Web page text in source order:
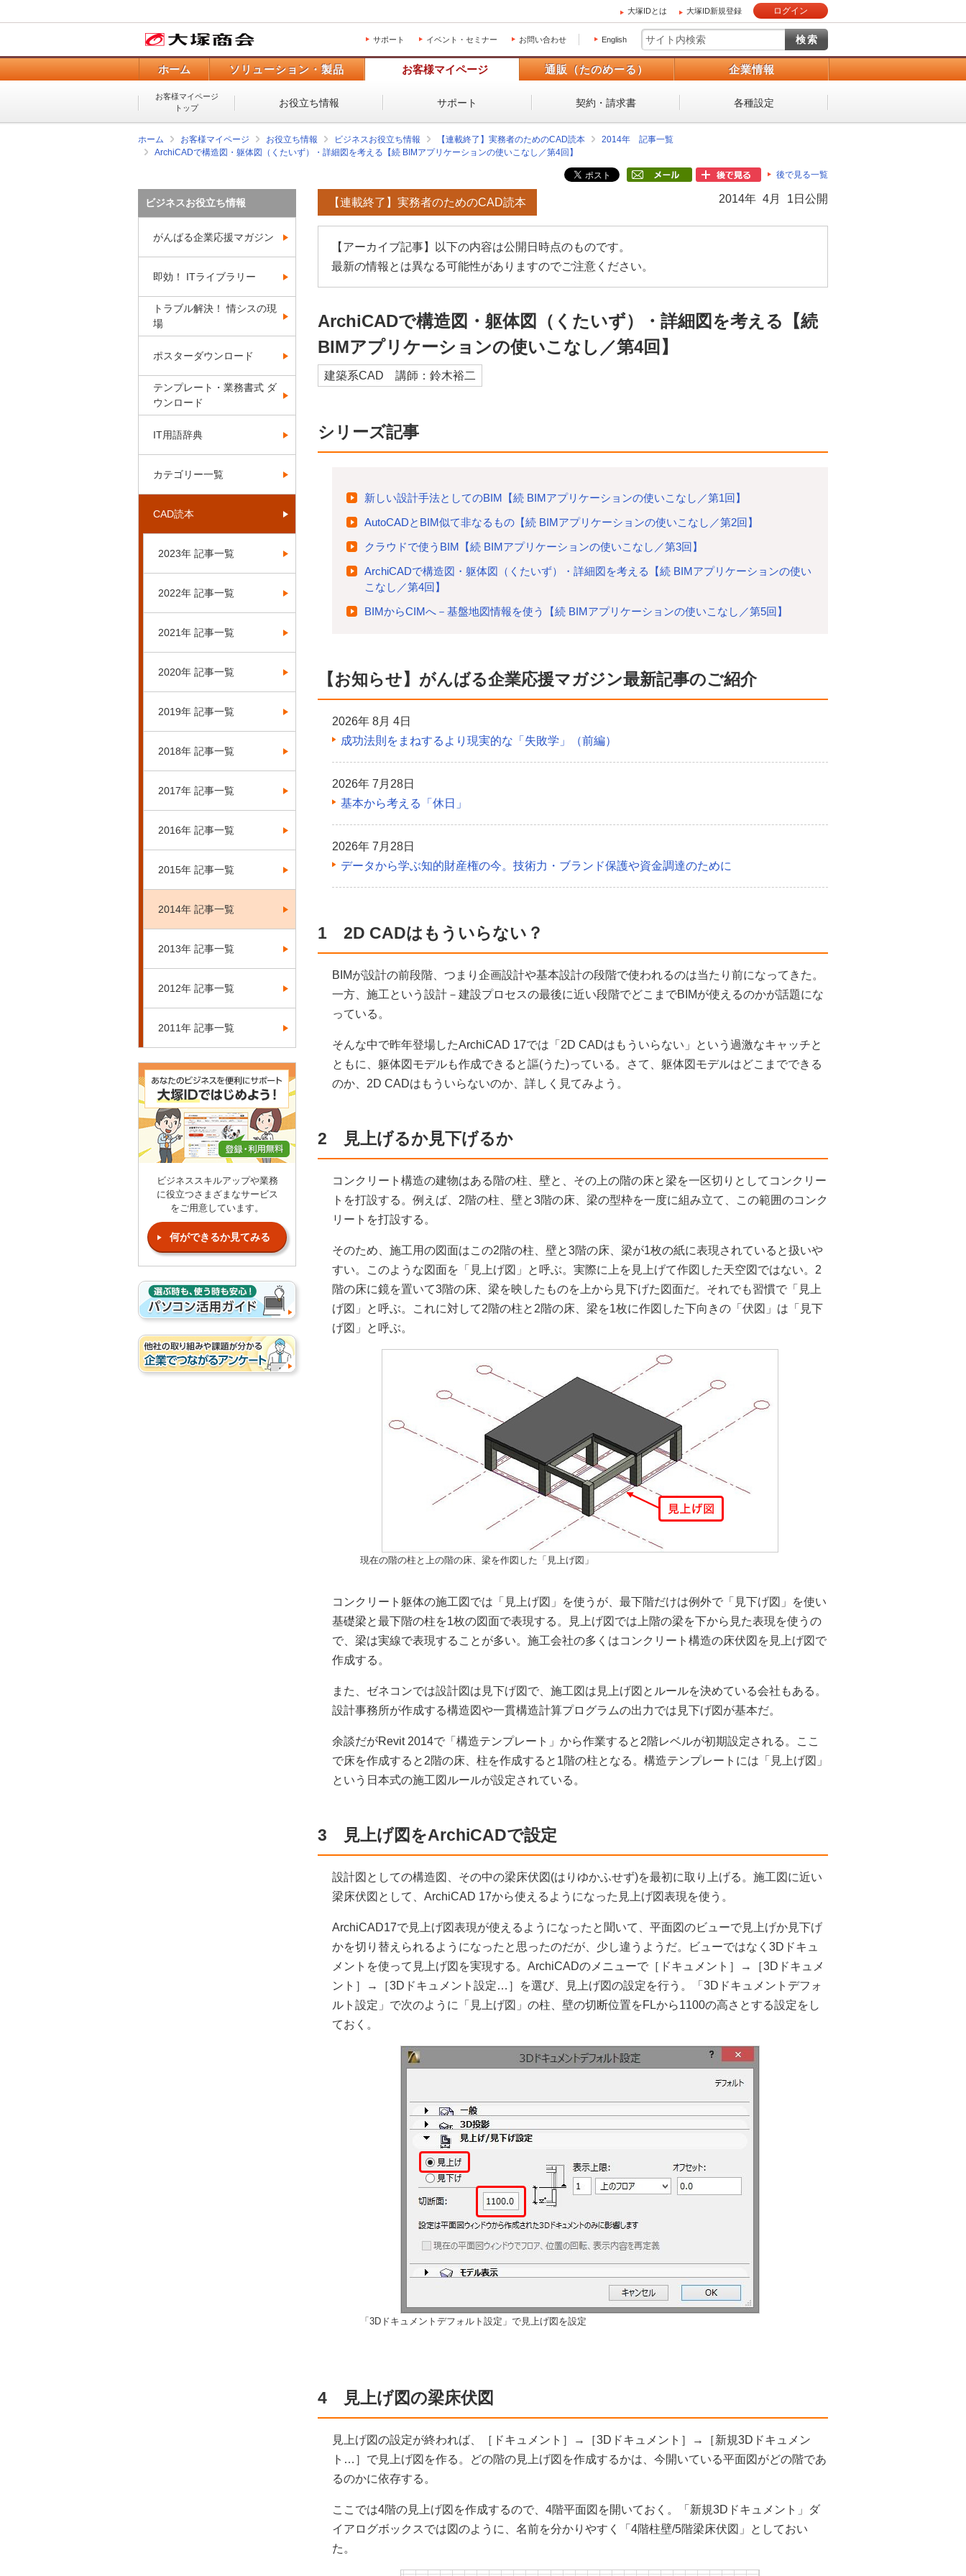
大塚IDとは 大塚ID新規登録 ログイン
サポート イベント・セミナー お問い合わせ English
ホーム ソリューション・製品 お客様マイページ 通販（たのめーる） 企業情報
お客様マイページ
トップ
お役立ち情報 サポート 契約・請求書 各種設定
ホーム お客様マイページ お役立ち情報 ビジネスお役立ち情報 【連載終了】実務者のためのCAD読本
2014年 記事一覧
ArchiCADで構造図・躯体図（くたいず）・詳細図を考える【続 BIMアプリケーションの使いこなし／第4回】
後で見る一覧
2014年 4月 1日公開
【連載終了】実務者のためのCAD読本
【アーカイブ記事】以下の内容は公開日時点のものです。
最新の情報とは異なる可能性がありますのでご注意ください。
ArchiCADで構造図・躯体図（くたいず）・詳細図を考える【続
BIMアプリケーションの使いこなし／第4回】
建築系CAD 講師：鈴木裕二
シリーズ記事
新しい設計手法としてのBIM【続 BIMアプリケーションの使いこなし／第1回】
AutoCADとBIM似て非なるもの【続 BIMアプリケーションの使いこなし／第2回】
クラウドで使うBIM【続 BIMアプリケーションの使いこなし／第3回】
ArchiCADで構造図・躯体図（くたいず）・詳細図を考える【続 BIMアプリケーションの使い
こなし／第4回】
BIMからCIMへ－基盤地図情報を使う【続 BIMアプリケーションの使いこなし／第5回】
【お知らせ】がんばる企業応援マガジン最新記事のご紹介
2026年 8月 4日
成功法則をまねするより現実的な「失敗学」（前編）
2026年 7月28日
基本から考える「休日」
2026年 7月28日
データから学ぶ知的財産権の今。技術力・ブランド保護や資金調達のために
1 2D CADはもういらない？
BIMが設計の前段階、つまり企画設計や基本設計の段階で使われるのは当たり前になってきた。
一方、施工という設計－建設プロセスの最後に近い段階でどこまでBIMが使えるのかが話題にな
っている。
そんな中で昨年登場したArchiCAD 17では「2D CADはもういらない」という過激なキャッチと
ともに、躯体図モデルも作成できると謳(うた)っている。さて、躯体図モデルはどこまでできる
のか、2D CADはもういらないのか、詳しく見てみよう。
2 見上げるか見下げるか
コンクリート構造の建物はある階の柱、壁と、その上の階の床と梁を一区切りとしてコンクリー
トを打設する。例えば、2階の柱、壁と3階の床、梁の型枠を一度に組み立て、この範囲のコンク
リートを打設する。
そのため、施工用の図面はこの2階の柱、壁と3階の床、梁が1枚の紙に表現されていると扱いや
すい。このような図面を「見上げ図」と呼ぶ。実際に上を見上げて作図した天空図ではない。2
階の床に鏡を置いて3階の床、梁を映したものを上から見下げた図面だ。それでも習慣で「見上
げ図」と呼ぶ。これに対して2階の柱と2階の床、梁を1枚に作図した下向きの「伏図」は「見下
げ図」と呼ぶ。
現在の階の柱と上の階の床、梁を作図した「見上げ図」
コンクリート躯体の施工図では「見上げ図」を使うが、最下階だけは例外で「見下げ図」を使い
基礎梁と最下階の柱を1枚の図面で表現する。見上げ図では上階の梁を下から見た表現を使うの
で、梁は実線で表現することが多い。施工会社の多くはコンクリート構造の床伏図を見上げ図で
作成する。
また、ゼネコンでは設計図は見下げ図で、施工図は見上げ図とルールを決めている会社もある。
設計事務所が作成する構造図や一貫構造計算プログラムの出力では見下げ図が基本だ。
余談だがRevit 2014で「構造テンプレート」から作業すると2階レベルが初期設定される。ここ
で床を作成すると2階の床、柱を作成すると1階の柱となる。構造テンプレートには「見上げ図」
という日本式の施工図ルールが設定されている。
3 見上げ図をArchiCADで設定
設計図としての構造図、その中の梁床伏図(はりゆかふせず)を最初に取り上げる。施工図に近い
梁床伏図として、ArchiCAD 17から使えるようになった見上げ図表現を使う。
ArchiCAD17で見上げ図表現が使えるようになったと聞いて、平面図のビューで見上げか見下げ
かを切り替えられるようになったと思ったのだが、少し違うようだ。ビューではなく3Dドキュ
メントを使って見上げ図を実現する。ArchiCADのメニューで［ドキュメント］→［3Dドキュメ
ント］→［3Dドキュメント設定…］を選び、見上げ図の設定を行う。「3Dドキュメントデフォ
ルト設定」で次のように「見上げ図」の柱、壁の切断位置をFLから1100の高さとする設定をし
ておく。
「3Dドキュメントデフォルト設定」で見上げ図を設定
4 見上げ図の梁床伏図
見上げ図の設定が終われば、［ドキュメント］→［3Dドキュメント］→［新規3Dドキュメン
ト…］で見上げ図を作る。どの階の見上げ図を作成するかは、今開いている平面図がどの階であ
るのかに依存する。
ここでは4階の見上げ図を作成するので、4階平面図を開いておく。「新規3Dドキュメント」ダ
イアログボックスでは図のように、名前を分かりやすく「4階柱壁/5階梁床伏図」としておい
た。
ビジネスお役立ち情報
がんばる企業応援マガジン
即効！ ITライブラリー
トラブル解決！ 情シスの現
場
ポスターダウンロード
テンプレート・業務書式 ダ
ウンロード
IT用語辞典
カテゴリー一覧
CAD読本
2023年 記事一覧
2022年 記事一覧
2021年 記事一覧
2020年 記事一覧
2019年 記事一覧
2018年 記事一覧
2017年 記事一覧
2016年 記事一覧
2015年 記事一覧
2014年 記事一覧
2013年 記事一覧
2012年 記事一覧
2011年 記事一覧
ビジネススキルアップや業務
に役立つさまざまなサービス
をご用意しています。
何ができるか見てみる